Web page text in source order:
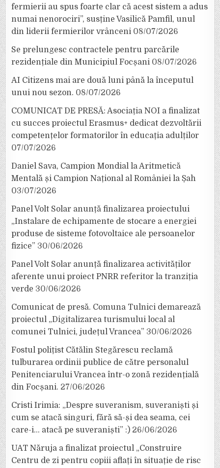
fermierii au spus foarte clar că acest sistem a adus
numai nenorociri”, susține Vasilică Pamfil, unul
din liderii fermierilor vrânceni 08/07/2026
Se prelungesc contractele pentru parcările
rezidențiale din Municipiul Focșani 08/07/2026
AI Citizens mai are două luni până la începutul
unui nou sezon. 08/07/2026
COMUNICAT DE PRESĂ: Asociația NOI a finalizat
cu succes proiectul Erasmus+ dedicat dezvoltării
competențelor formatorilor în educația adulților
07/07/2026
Daniel Sava, Campion Mondial la Aritmetică
Mentală și Campion Național al României la Șah
03/07/2026
Panel Volt Solar anunță finalizarea proiectului
„Instalare de echipamente de stocare a energiei
produse de sisteme fotovoltaice ale persoanelor
fizice” 30/06/2026
Panel Volt Solar anunță finalizarea activităților
aferente unui proiect PNRR referitor la tranziția
verde 30/06/2026
Comunicat de presă. Comuna Tulnici demarează
proiectul „Digitalizarea turismului local al
comunei Tulnici, județul Vrancea” 30/06/2026
Fostul polițist Cătălin Stegărescu reclamă
tulburarea ordinii publice de către personalul
Penitenciarului Vrancea într-o zonă rezidențială
din Focșani. 27/06/2026
Cristi Irimia: „Despre suveranism, suveraniști și
cum se atacă singuri, fără să-și dea seama, cei
care-i… atacă pe suveraniști” :) 26/06/2026
UAT Năruja a finalizat proiectul „Construire
Centru de zi pentru copiii aflați în situație de risc